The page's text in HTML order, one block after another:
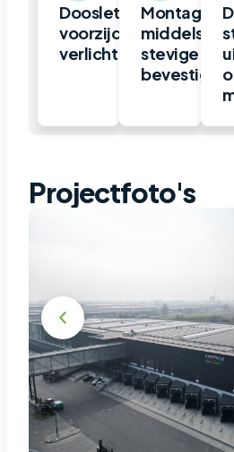
Doosletter,
voorzijde
verlicht
Montage
middels
stevige
Projectfoto's